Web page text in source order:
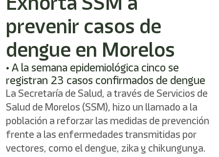
prevenir casos de
dengue en Morelos
• A la semana epidemiológica cinco se
registran 23 casos confirmados de dengue
La Secretaría de Salud, a través de Servicios de
Salud de Morelos (SSM), hizo un llamado a la
población a reforzar las medidas de prevención
frente a las enfermedades transmitidas por
vectores, como el dengue, zika y chikungunya.